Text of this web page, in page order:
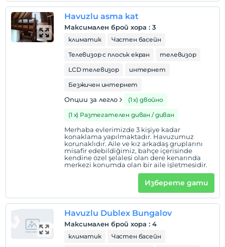
домашен любимец
Забранено за домашни любимци
пушене
Налични са зони за пушачи
Часове за настаняване
Бебета под 2 не се таксуват
1 дете(деца) до 5-годишна възраст на стая не се
Havuzlu asma kat
Максимален брой хора : 3
климатик
Частен басейн
Телевизор с плосък екран
телевизор
LCD телевизор
интернет
Безжичен интернет
Опции за легло
(1 х) двойно
(1 х) Разтегателен диван / диван
Merhaba evlerimizde 3 kişiye kadar
konaklama yapılmaktadır. Havuzumuz
korunaklıdır. Aile ve kız arkadaş gruplarını
misafir edebildiğimiz, bahçe içerisinde
kendine özel şelalesi olan dere kenarında
merkezi konumda olan bir aile işletmesidir.
Изберете дати
Havuzlu Dublex Bungalov
Максимален брой хора : 4
климатик
Частен басейн